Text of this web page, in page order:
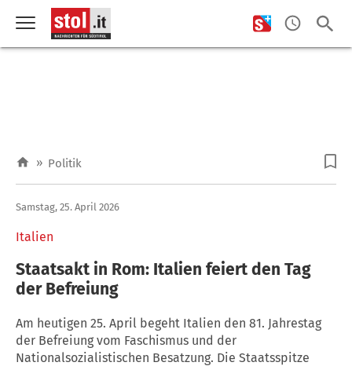
» Politik
Italien
Samstag, 25. April 2026
Staatsakt in Rom: Italien feiert den Tag
der Befreiung
Am heutigen 25. April begeht Italien den 81. Jahrestag
der Befreiung vom Faschismus und der
Nationalsozialistischen Besatzung. Die Staatsspitze